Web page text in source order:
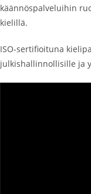
käännöspalveluihin
kielillä.
ISO-sertifioituna
julkishallinnollisille ja